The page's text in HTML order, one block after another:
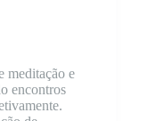
meditação e
encontros